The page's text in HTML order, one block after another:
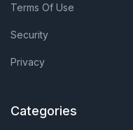
Terms Of Use
Security
Privacy
Categories